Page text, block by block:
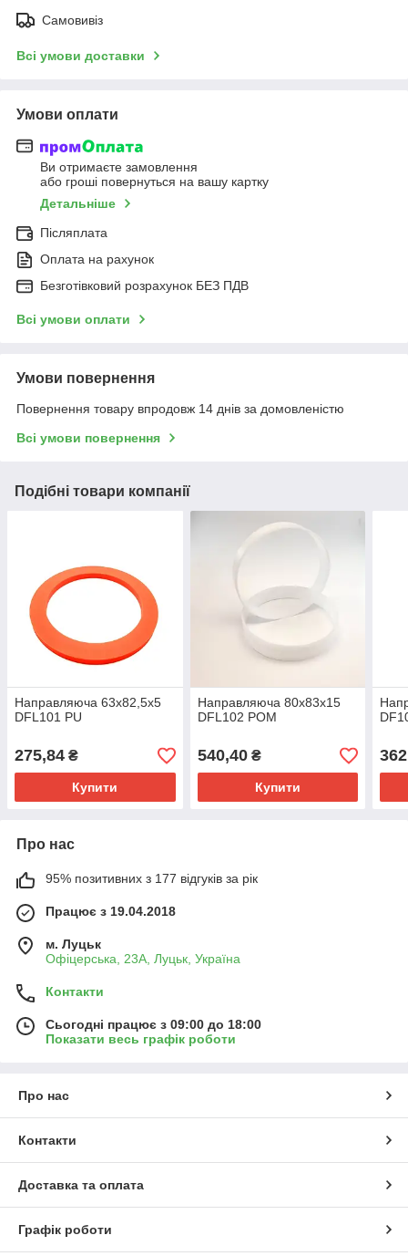
Самовивіз
Всі умови доставки
Умови оплати
Ви отримаєте замовлення
або гроші повернуться на вашу картку
Детальніше
Післяплата
Оплата на рахунок
Безготівковий розрахунок БЕЗ ПДВ
Всі умови оплати
Умови повернення
Повернення товару впродовж 14 днів за домовленістю
Всі умови повернення
Подібні товари компанії
Направляюча 63х82,5х5
DFL101 PU
275,84 ₴
Купити
Направляюча 80х83х15
DFL102 POM
540,40₴
Купити
Про нас
95% позитивних з 177 відгуків за рік
Працює з 19.04.2018
м. Луцьк
Офіцерська, 23А, Луцьк, Україна
Контакти
Сьогодні працює з 09:00 до 18:00
Показати весь графік роботи
Про нас
Контакти
Доставка та оплата
Графік роботи